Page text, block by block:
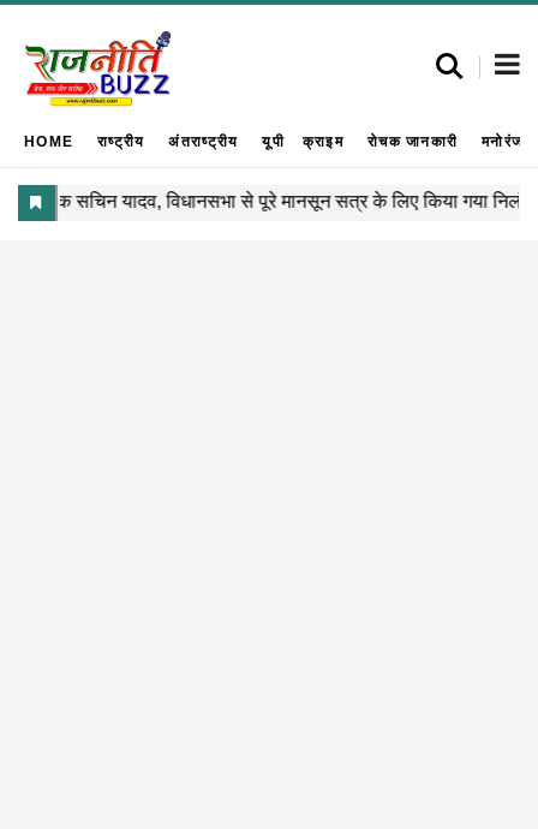
HOME राष्ट्रीय अंतराष्ट्रीय यूपी क्राइम रोचक जानकारी मनोरंजन